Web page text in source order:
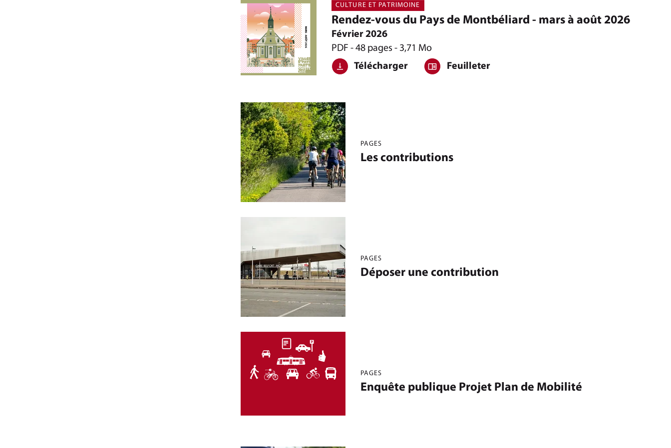
Rendez-vous du Pays de Montbéliard - mars à août 2026
CULTURE ET PATRIMOINE
Février 2026
PDF - 48 pages - 3,71 Mo
Télécharger
Feuilleter
Les contributions
PAGES
Déposer une contribution
PAGES
Enquête publique Projet Plan de Mobilité
PAGES